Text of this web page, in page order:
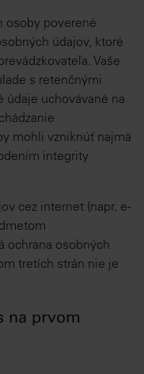
osoby poverené
údajov, ktoré
Vaše
s retenčnými
údaje uchovávané na
mohli vzniknúť najmä
integrity
cez internet (napr. e-
ochrana osobných
tretích strán nie je
na prvom